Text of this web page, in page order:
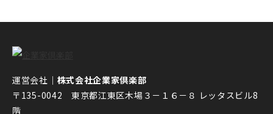
運営会社｜ 株式会社企業家倶楽部
〒135-0042 東京都江東区木場３－１６－８ レッタスビル8
階